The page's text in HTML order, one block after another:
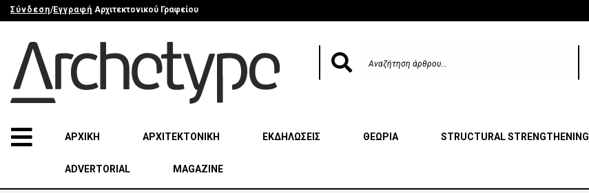
Σύνδεση/Εγγραφή Αρχιτεκτονικού Γραφείου
ΑΡΧΙΚΗ ΑΡΧΙΤΕΚΤΟΝΙΚΗ ΕΚΔΗΛΩΣΕΙΣ ΘΕΩΡΙΑ STRUCTURAL STRENGTHENING
ADVERTORIAL MAGAZINE